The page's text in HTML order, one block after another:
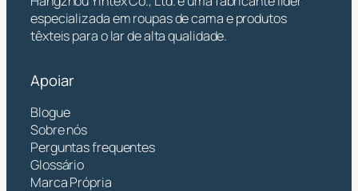
especializada em roupas de cama e produtos
têxteis para o lar de alta qualidade.
Apoiar
Blogue
Sobre nós
Perguntas frequentes
Glossário
Marca Própria